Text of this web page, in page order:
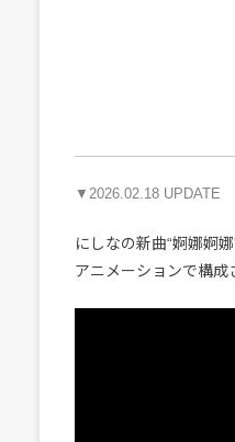
▼2026.02.18 UPDATE
にしなの新曲“婀娜婀
アニメーションで構成